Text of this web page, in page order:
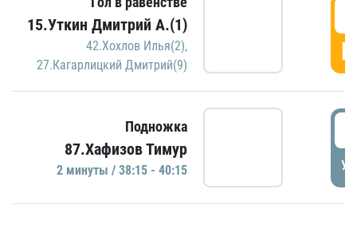
15.Уткин Дмитрий А.(1)
42.Хохлов Илья(2),
27.Кагарлицкий Дмитрий(9)
Подножка
87.Хафизов Тимур
2 минуты / 38:15 - 40:15